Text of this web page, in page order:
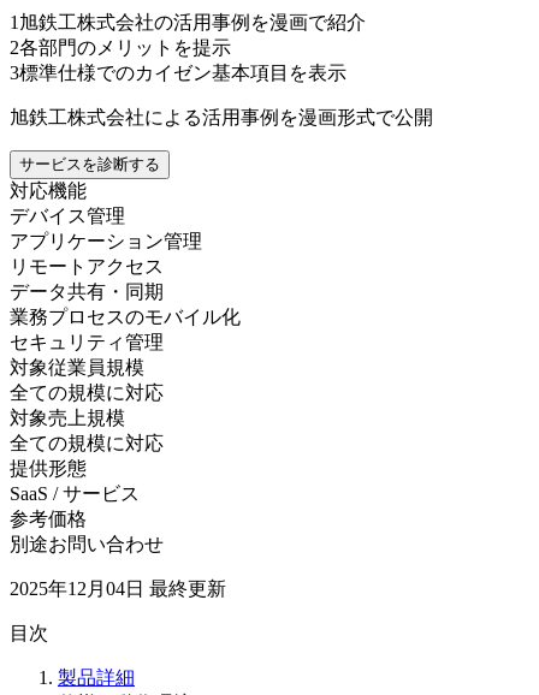
1 旭鉄工株式会社の活用事例を漫画で紹介
2各部門のメリットを提示
3標準仕様でのカイゼン基本項目を表示
旭鉄工株式会社による活用事例を漫画形式で公開
サービスを診断する
対応機能
デバイス管理
アプリケーション管理
リモートアクセス
データ共有・同期
業務プロセスのモバイル化
セキュリティ管理
対象従業員規模
全ての規模に対応
対象売上規模
全ての規模に対応
提供形態
SaaS / サービス
参考価格
別途お問い合わせ
2025年12月04日 最終更新
目次
製品詳細